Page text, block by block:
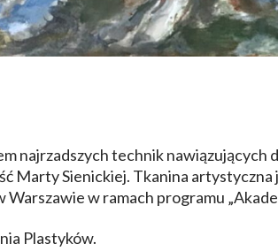
najrzadszych technik
Marty Sienickiej. Tkanina
w ramach programu
Plastyków.